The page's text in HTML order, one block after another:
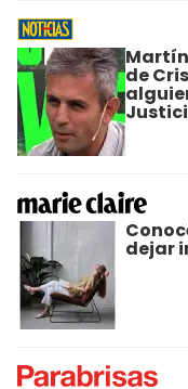
de
dejar